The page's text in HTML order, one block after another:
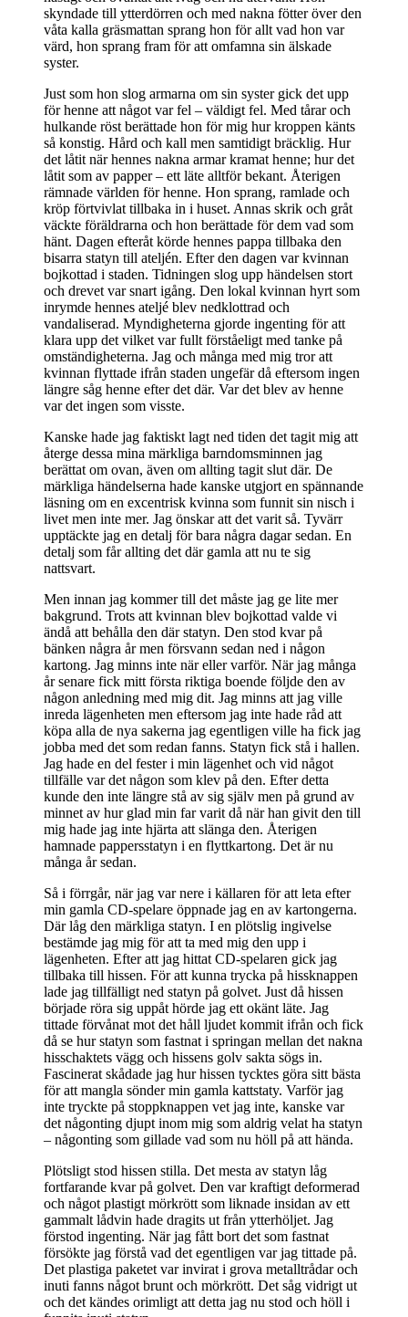
skyndade till ytterdörren och med nakna fötter över den
våta kalla gräsmattan sprang hon för allt vad hon var
värd, hon sprang fram för att omfamna sin älskade
syster.
Just som hon slog armarna om sin syster gick det upp
för henne att något var fel – väldigt fel. Med tårar och
hulkande röst berättade hon för mig hur kroppen känts
så konstig. Hård och kall men samtidigt bräcklig. Hur
det låtit när hennes nakna armar kramat henne; hur det
låtit som av papper – ett läte alltför bekant. Återigen
rämnade världen för henne. Hon sprang, ramlade och
kröp förtvivlat tillbaka in i huset. Annas skrik och gråt
väckte föräldrarna och hon berättade för dem vad som
hänt. Dagen efteråt körde hennes pappa tillbaka den
bisarra statyn till ateljén. Efter den dagen var kvinnan
bojkottad i staden. Tidningen slog upp händelsen stort
och drevet var snart igång. Den lokal kvinnan hyrt som
inrymde hennes ateljé blev nedklottrad och
vandaliserad. Myndigheterna gjorde ingenting för att
klara upp det vilket var fullt förståeligt med tanke på
omständigheterna. Jag och många med mig tror att
kvinnan flyttade ifrån staden ungefär då eftersom ingen
längre såg henne efter det där. Var det blev av henne
var det ingen som visste.
Kanske hade jag faktiskt lagt ned tiden det tagit mig att
återge dessa mina märkliga barndomsminnen jag
berättat om ovan, även om allting tagit slut där. De
märkliga händelserna hade kanske utgjort en spännande
läsning om en excentrisk kvinna som funnit sin nisch i
livet men inte mer. Jag önskar att det varit så. Tyvärr
upptäckte jag en detalj för bara några dagar sedan. En
detalj som får allting det där gamla att nu te sig
nattsvart.
Men innan jag kommer till det måste jag ge lite mer
bakgrund. Trots att kvinnan blev bojkottad valde vi
ändå att behålla den där statyn. Den stod kvar på
bänken några år men försvann sedan ned i någon
kartong. Jag minns inte när eller varför. När jag många
år senare fick mitt första riktiga boende följde den av
någon anledning med mig dit. Jag minns att jag ville
inreda lägenheten men eftersom jag inte hade råd att
köpa alla de nya sakerna jag egentligen ville ha fick jag
jobba med det som redan fanns. Statyn fick stå i hallen.
Jag hade en del fester i min lägenhet och vid något
tillfälle var det någon som klev på den. Efter detta
kunde den inte längre stå av sig själv men på grund av
minnet av hur glad min far varit då när han givit den till
mig hade jag inte hjärta att slänga den. Återigen
hamnade pappersstatyn i en flyttkartong. Det är nu
många år sedan.
Så i förrgår, när jag var nere i källaren för att leta efter
min gamla CD-spelare öppnade jag en av kartongerna.
Där låg den märkliga statyn. I en plötslig ingivelse
bestämde jag mig för att ta med mig den upp i
lägenheten. Efter att jag hittat CD-spelaren gick jag
tillbaka till hissen. För att kunna trycka på hissknappen
lade jag tillfälligt ned statyn på golvet. Just då hissen
började röra sig uppåt hörde jag ett okänt läte. Jag
tittade förvånat mot det håll ljudet kommit ifrån och fick
då se hur statyn som fastnat i springan mellan det nakna
hisschaktets vägg och hissens golv sakta sögs in.
Fascinerat skådade jag hur hissen tycktes göra sitt bästa
för att mangla sönder min gamla kattstaty. Varför jag
inte tryckte på stoppknappen vet jag inte, kanske var
det någonting djupt inom mig som aldrig velat ha statyn
– någonting som gillade vad som nu höll på att hända.
Plötsligt stod hissen stilla. Det mesta av statyn låg
fortfarande kvar på golvet. Den var kraftigt deformerad
och något plastigt mörkrött som liknade insidan av ett
gammalt lådvin hade dragits ut från ytterhöljet. Jag
förstod ingenting. När jag fått bort det som fastnat
försökte jag förstå vad det egentligen var jag tittade på.
Det plastiga paketet var invirat i grova metalltrådar och
inuti fanns något brunt och mörkrött. Det såg vidrigt ut
och det kändes orimligt att detta jag nu stod och höll i